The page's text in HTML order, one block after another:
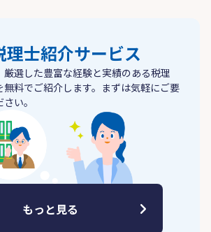
理士紹介サービス
選した豊富な経験と実績のある税理
料でご紹介します。まずは気軽にご要
い。
もっと見る